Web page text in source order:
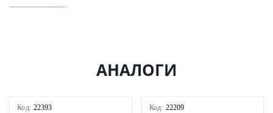
АНАЛОГИ
Код: 22393 Код: 22209